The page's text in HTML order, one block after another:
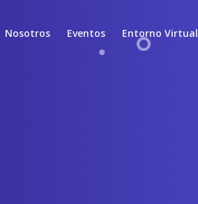
Nosotros Eventos Entorno Virtual